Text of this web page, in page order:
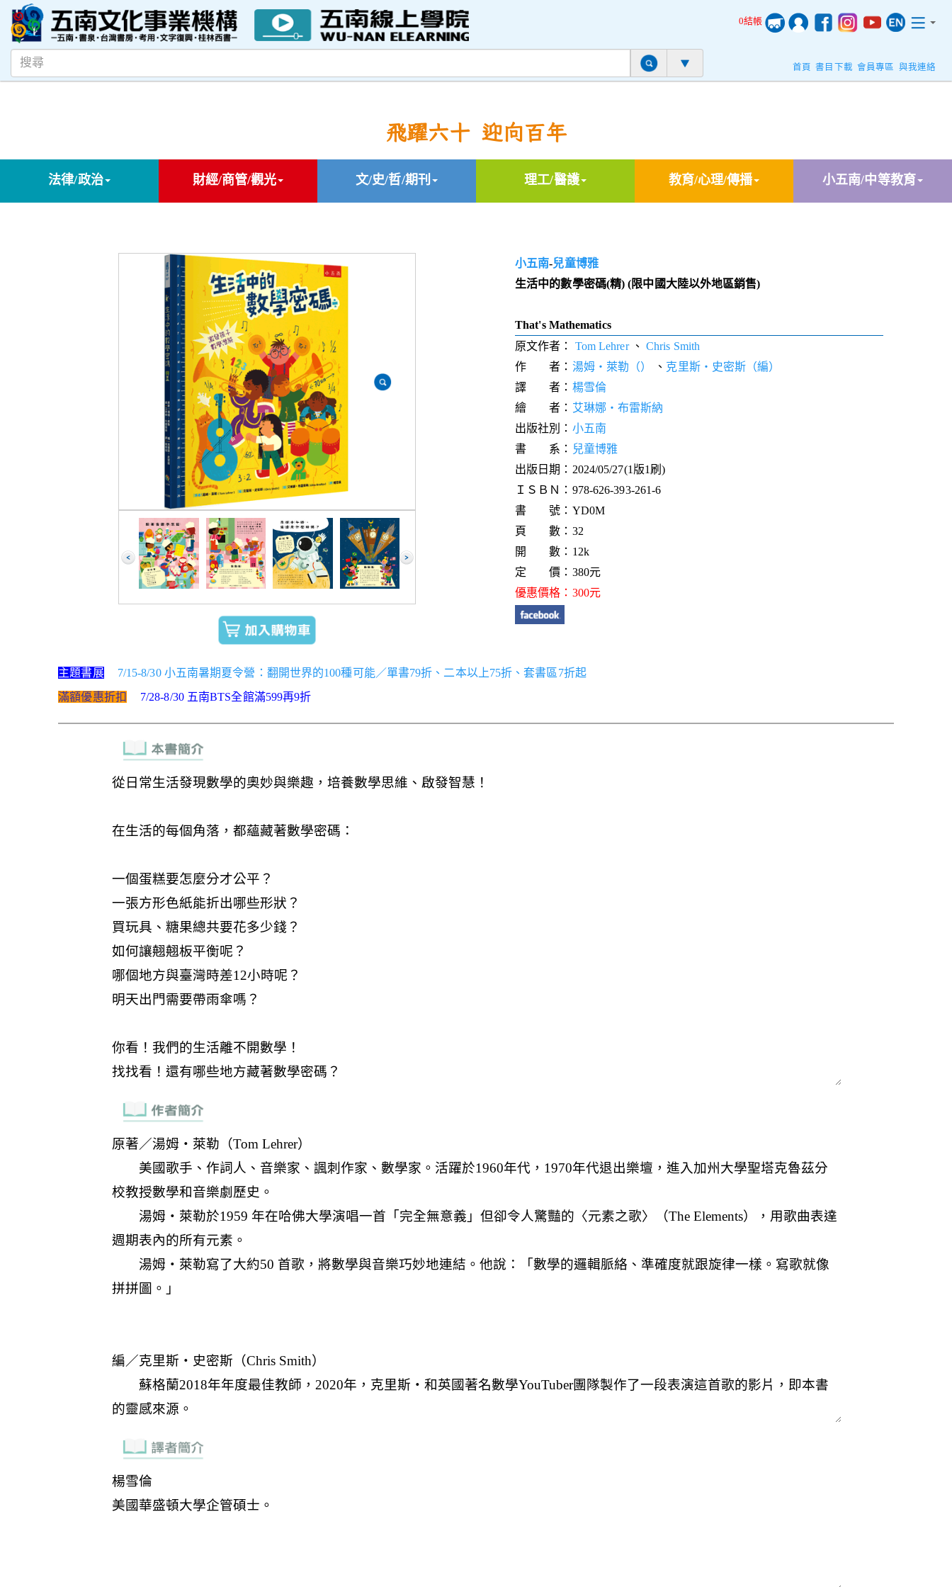
0結帳
首頁 書目下載 會員專區 與我連絡
飛躍六十 迎向百年
法律/政治 財經/商管/觀光 文/史/哲/期刊 理工/醫護 教育/心理/傳播 小五南/中等教育
小五南-兒童博雅
生活中的數學密碼(精) (限中國大陸以外地區銷售)
That's Mathematics
原文作者： Tom Lehrer、 Chris Smith
作 者： 湯姆‧萊勒（） 、 克里斯‧史密斯（編）
譯 者： 楊雪倫
繪 者： 艾琳娜‧布雷斯納
出版社別： 小五南
書 系： 兒童博雅
出版日期：2024/05/27(1版1刷)
ＩＳＢＮ：978-626-393-261-6
書 號：YD0M
頁 數：32
開 數：12k
定 價：380元
優惠價格：300元
主題書展
7/15-8/30 小五南暑期夏令營：翻開世界的100種可能／單書79折、二本以上75折、套書區7折起
滿額優惠折扣
7/28-8/30 五南BTS全館滿599再9折